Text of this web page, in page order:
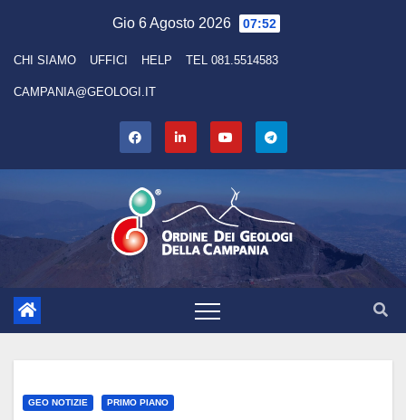
content
Gio 6 Agosto 2026 07:52
CHI SIAMO UFFICI HELP TEL 081.5514583
CAMPANIA@GEOLOGI.IT
GEO NOTIZIE PRIMO PIANO